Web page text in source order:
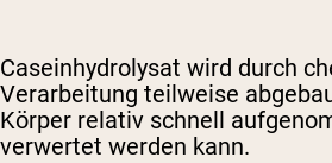
Caseinhydrolysat wird durch
Verarbeitung teilweise
Körper relativ schnell
verwertet werden kann.